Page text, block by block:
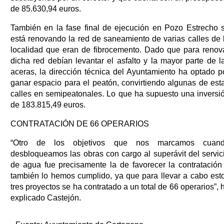
de 85.630,94 euros.
También en la fase final de ejecución en Pozo Estrecho
está renovando la red de saneamiento de varias calles de
localidad que eran de fibrocemento. Dado que para
dicha red debían levantar el asfalto y la mayor parte de
aceras, la dirección técnica del Ayuntamiento ha optado
ganar espacio para el peatón, convirtiendo algunas de
calles en semipeatonales. Lo que ha supuesto una
de 183.815,49 euros.
CONTRATACIÓN DE 66 OPERARIOS
“Otro de los objetivos que nos marcamos
desbloqueamos las obras con cargo al superávit del
de agua fue precisamente la de favorecer la
también lo hemos cumplido, ya que para llevar a cabo
tres proyectos se ha contratado a un total de 66 operarios”,
explicado Castejón.